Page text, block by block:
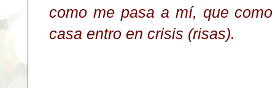
como me pasa a mí, que
casa entro en crisis (risas).